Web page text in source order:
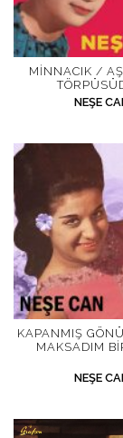
MINNACIK /
NEŞE
KAPANMIŞ
MAKSADIM
NEŞE